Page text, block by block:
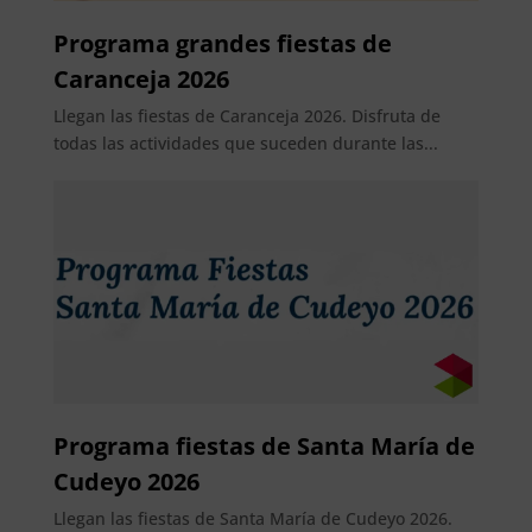
Programa grandes fiestas de
Caranceja 2026
Llegan las fiestas de Caranceja 2026. Disfruta de
todas las actividades que suceden durante las...
Programa fiestas de Santa María de
Cudeyo 2026
Llegan las fiestas de Santa María de Cudeyo 2026.